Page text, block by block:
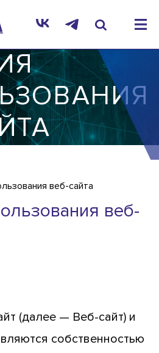
веб-сайта
веб-
(далее — Веб-сайт) и
собственностью